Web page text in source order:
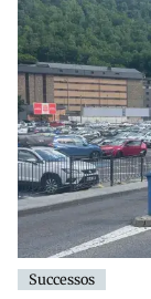
Successos